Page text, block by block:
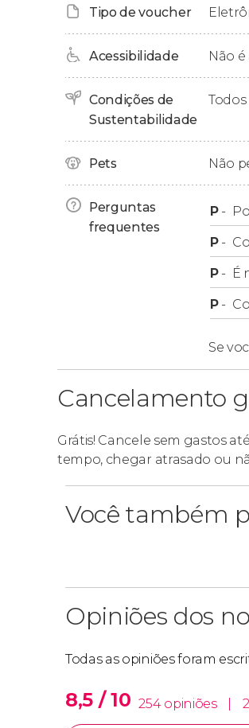
retirada.Tipo de voucher
Acessibilidade Não
Condições de
Sustentabilidade
Pets Não
Perguntas
frequentes
P-
P-
P- É
P-
Se
Cancelamento
Grátis! Cancele sem gastos
tempo, chegar atrasado ou
Você também
Opiniões dos
Todas as opiniões foram
8,5 / 10 254 opiniões